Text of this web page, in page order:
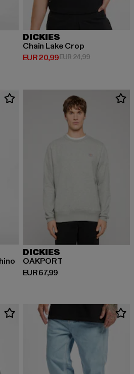
EUR 99,99
DICKIES
Chain Lake Crop
EUR 20,99
Derzeitiger Preis: EUR 20,99
EUR 24,99Aktionspreis:
DICKIES
OAKPORT
EUR 67,99
Derzeitiger Preis: EUR 67,99